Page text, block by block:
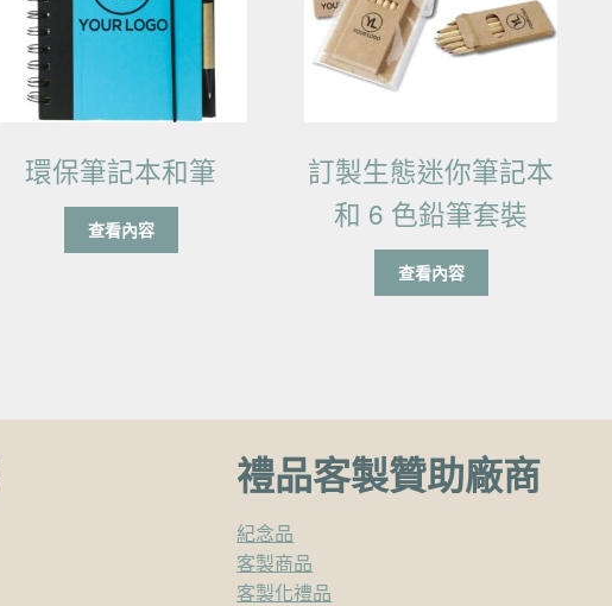
環保筆記本和筆
查看內容
訂製生態迷你筆記本
和 6 色鉛筆套裝
查看內容
禮品客製贊助廠商
紀念品
客製商品
客製化禮品